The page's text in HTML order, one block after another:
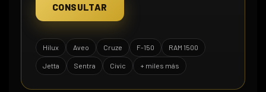
CONSULTAR
Hilux Aveo Cruze F-150 RAM 1500
Jetta Sentra Civic + miles más